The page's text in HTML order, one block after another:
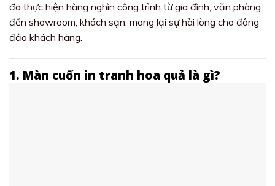
đã thực hiện hàng nghìn công trình từ gia đình, văn phòng
đến showroom, khách sạn, mang lại sự hài lòng cho đông
đảo khách hàng.
1. Màn cuốn in tranh hoa quả là gì?